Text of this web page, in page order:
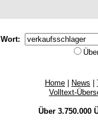
Wort:
Home News
Volltext-
Über 3.750.000